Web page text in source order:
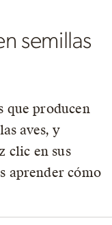
semillas
que producen
aves, y
clic en sus
aprender cómo